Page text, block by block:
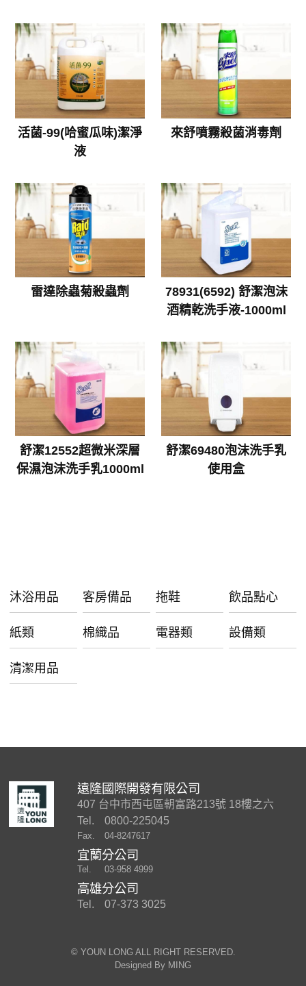
活菌-99(哈蜜瓜味)潔淨
液
來舒噴霧殺菌消毒劑
雷達除蟲菊殺蟲劑
78931(6592) 舒潔泡沫
酒精乾洗手液-1000ml
舒潔12552超微米深層
保濕泡沫洗手乳1000ml
舒潔69480泡沫洗手乳
使用盒
沐浴用品 客房備品 拖鞋 飲品點心
紙類 棉織品 電器類 設備類
清潔用品
遠隆國際開發有限公司
407 台中市西屯區朝富路213號 18樓之六
Tel.
0800-225045
Fax. 04-8247617
宜蘭分公司
Tel. 03-958 4999
高雄分公司
Tel. 07-373 3025
©︎ YOUN LONG ALL RIGHT RESERVED.
Designed By MING